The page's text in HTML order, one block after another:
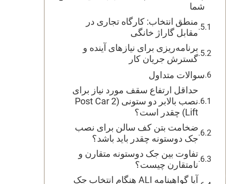
شما
منطق انتخاب: کارگاه تجاری در
مقابل گاراژ خانگی
برنامه‌ریزی برای نیازهای آینده و
گسترش جریان کار
سوالات متداول
حداقل ارتفاع سقف مورد نیاز برای
نصب بالابر دو ستونی (2 Post Car
Lift) چقدر است؟
ضخامت بتن کف سالن برای نصب
جک دوستونه چقدر باید باشد؟
تفاوت بین جک دوستونه متقارن و
نامتقارن چیست؟
آیا گواهینامه ALI هنگام انتخاب جک